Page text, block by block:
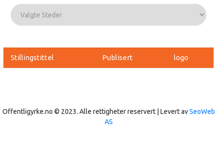
Stillingstittel Publisert logo
Offentligyrke.no © 2023. Alle rettigheter reservert | Levert avSeoWeb
AS